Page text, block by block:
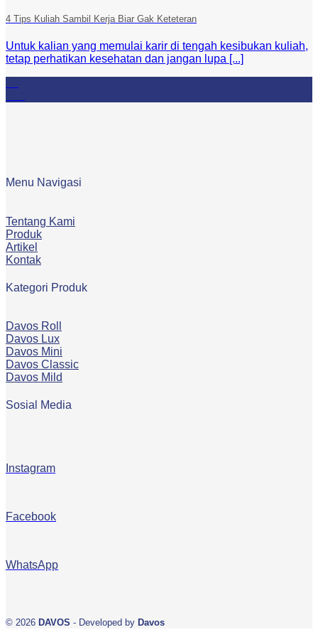
4 Tips Kuliah Sambil Kerja Biar Gak Keteteran
Untuk kalian yang memulai karir di tengah kesibukan kuliah,
tetap perhatikan kesehatan dan jangan lupa [...]
Menu Navigasi
Tentang Kami
Produk
Artikel
Kontak
Kategori Produk
Davos Roll
Davos Lux
Davos Mini
Davos Classic
Davos Mild
Sosial Media
Instagram
Facebook
WhatsApp
© 2026 DAVOS - Developed by Davos